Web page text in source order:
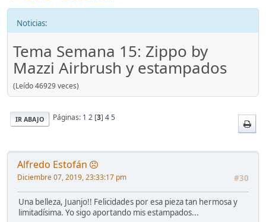
Noticias:
Tema Semana 15: Zippo by
Mazzi Airbrush y estampados
(Leído 46929 veces)
IR ABAJO Páginas: 1 2 [3] 45
Alfredo Estofán
#30
Diciembre 07, 2019, 23:33:17 pm
Una belleza, Juanjo!! Felicidades por esa pieza tan hermosa y
limitadísima. Yo sigo aportando mis estampados...